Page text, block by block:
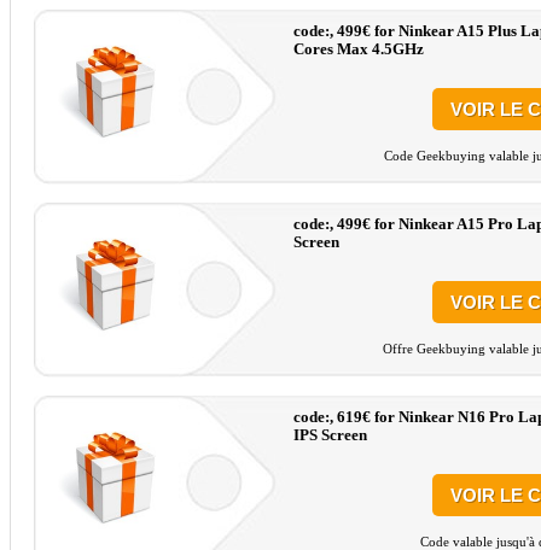
code:, 499€ for Ninkear A15 Plus
Cores Max 4.5GHz
VOIR LE
Code Geekbuying valable
code:, 499€ for Ninkear A15 Pro
Screen
VOIR LE
Offre Geekbuying valable
code:, 619€ for Ninkear N16 Pro
IPS Screen
VOIR LE
Code valable jusqu'à